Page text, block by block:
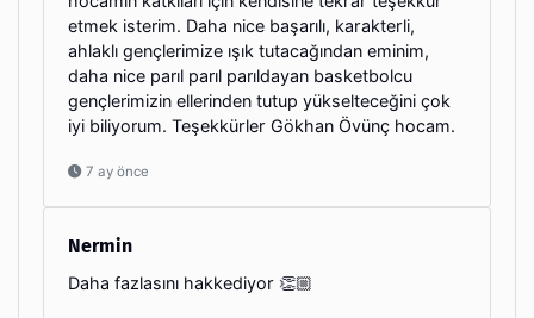
etmek isterim. Daha nice başarılı, karakterli,
ahlaklı gençlerimize ışık tutacağından eminim,
daha nice parıl parıl parıldayan basketbolcu
gençlerimizin ellerinden tutup yükselteceğini çok
iyi biliyorum. Teşekkürler Gökhan Övünç hocam.
7 ay önce
Nermin
Daha fazlasını hakkediyor 👏🏼